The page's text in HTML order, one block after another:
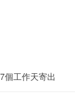
個工作天寄出